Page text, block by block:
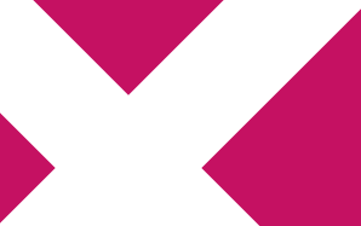
kriminalromaner, thrillers
Författarfemman
Webbshop Amazon
Bloggmaraton
Min tv-blogg